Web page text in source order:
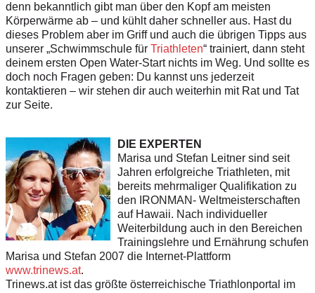
denn bekanntlich gibt man über den Kopf am meisten
Körperwärme ab – und kühlt daher schneller aus. Hast du
dieses Problem aber im Griff und auch die übrigen Tipps aus
unserer „Schwimmschule für Triathleten“ trainiert, dann steht
deinem ersten Open Water-Start nichts im Weg. Und sollte es
doch noch Fragen geben: Du kannst uns jederzeit
kontaktieren – wir stehen dir auch weiterhin mit Rat und Tat
zur Seite.
DIE EXPERTEN
Marisa und Stefan Leitner sind seit
Jahren erfolgreiche Triathleten, mit
bereits mehrmaliger Qualifikation zu
den IRONMAN- Weltmeisterschaften
auf Hawaii. Nach individueller
Weiterbildung auch in den Bereichen
Trainingslehre und Ernährung schufen
Marisa und Stefan 2007 die Internet-Plattform
www.trinews.at.
Trinews.at ist das größte österreichische Triathlonportal im